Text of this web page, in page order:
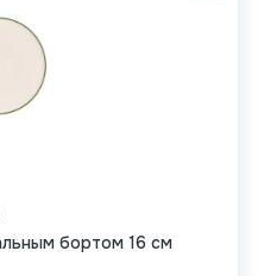
бортом 16 см